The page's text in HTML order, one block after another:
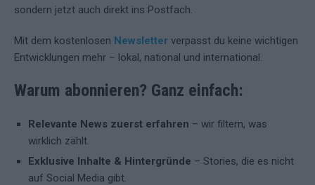
sondern jetzt auch direkt ins Postfach.
Mit dem kostenlosen Newsletter verpasst du keine wichtigen
Entwicklungen mehr – lokal, national und international.
Warum abonnieren? Ganz einfach:
Relevante News zuerst erfahren – wir filtern, was
wirklich zählt.
Exklusive Inhalte & Hintergründe – Stories, die es nicht
auf Social Media gibt.